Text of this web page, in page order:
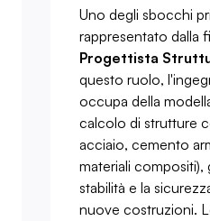
Uno degli sbocchi
rappresentato dalla
Progettista
questo ruolo,
occupa della
calcolo di strutture
acciaio, cemento
materiali compositi),
stabilità e la
nuove costruzioni.